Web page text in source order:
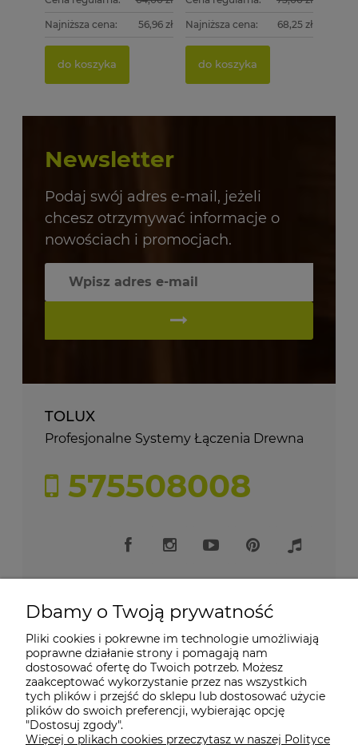
Najniższa cena: 56,96 zł
do koszyka
Najniższa cena: 68,25 zł
do koszyka
Newsletter
Podaj swój adres e-mail, jeżeli
chcesz otrzymywać informacje o
nowościach i promocjach.
TOLUX
Profesjonalne Systemy Łączenia Drewna
575508008
Moje konto
Płatności i dostawa
Informacje
Dbamy o Twoją prywatność
Pliki cookies i pokrewne im technologie umożliwiają
poprawne działanie strony i pomagają nam
dostosować ofertę do Twoich potrzeb. Możesz
zaakceptować wykorzystanie przez nas wszystkich
tych plików i przejść do sklepu lub dostosować użycie
plików do swoich preferencji, wybierając opcję
"Dostosuj zgody".
Więcej o plikach cookies przeczytasz w naszej Polityce